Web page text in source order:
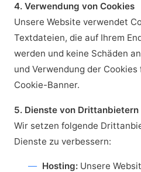
4. Verwendung von Cookies
Unsere Website verwendet
Textdateien, die auf Ihrem
werden und keine Schäden
und Verwendung der
Cookie-Banner.
5. Dienste von Drittanbietern
Wir setzen folgende
Dienste zu verbessern:
Hosting: Unsere